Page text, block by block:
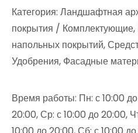
Категория: Ландшафтная
покрытия / Комплектующие,
напольных покрытий,
Удобрения, Фасадные
Время работы: Пн: с 10:00
20:00, Ср: с 10:00 до 20:00,